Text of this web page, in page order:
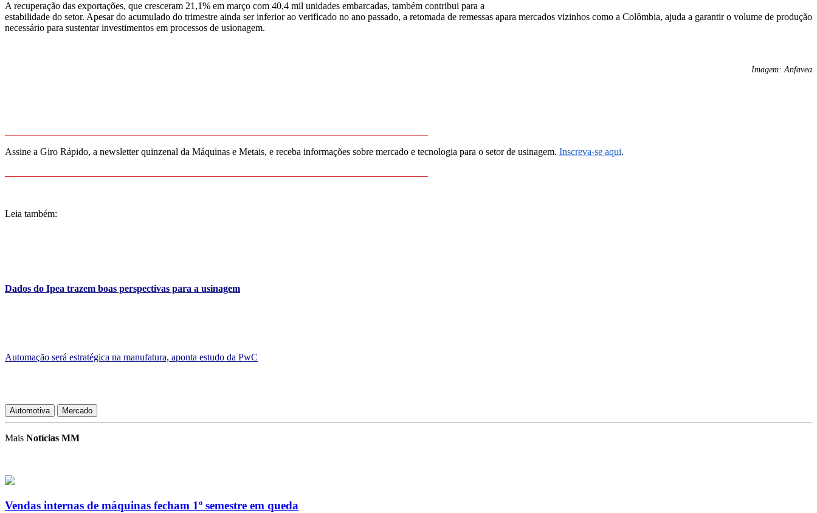
A recuperação das exportações, que cresceram 21,1% em março com 40,4 mil unidades embarcadas, também contribui para a
estabilidade do setor. Apesar do acumulado do trimestre ainda ser inferior ao verificado no ano passado, a retomada de remessas apara mercados vizinhos como a Colômbia, ajuda a garantir o volume de produção
necessário para sustentar investimentos em processos de usionagem.
Imagem: Anfavea
Assine a Giro Rápido, a newsletter quinzenal da Máquinas e Metais, e receba informações sobre mercado e tecnologia para o setor de usinagem. Inscreva-se aqui.
Leia também:
Dados do Ipea trazem boas perspectivas para a usinagem
Automação será estratégica na manufatura, aponta estudo da PwC
Automotiva Mercado
Mais Notícias MM
Vendas internas de máquinas fecham 1º semestre em queda